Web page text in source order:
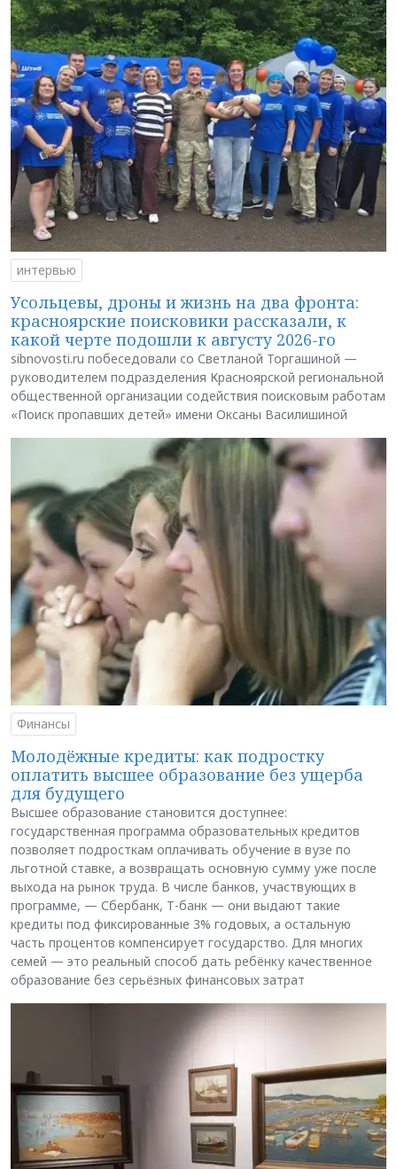
интервью
Усольцевы, дроны и жизнь на два фронта:
красноярские поисковики рассказали, к
какой черте подошли к августу 2026-го
sibnovosti.ru побеседовали со Светланой Торгашиной —
руководителем подразделения Красноярской региональной
общественной организации содействия поисковым работам
«Поиск пропавших детей» имени Оксаны Василишиной
Финансы
Молодёжные кредиты: как подростку
оплатить высшее образование без ущерба
для будущего
Высшее образование становится доступнее:
государственная программа образовательных кредитов
позволяет подросткам оплачивать обучение в вузе по
льготной ставке, а возвращать основную сумму уже после
выхода на рынок труда. В числе банков, участвующих в
программе, — Сбербанк, Т-банк — они выдают такие
кредиты под фиксированные 3% годовых, а остальную
часть процентов компенсирует государство. Для многих
семей — это реальный способ дать ребёнку качественное
образование без серьёзных финансовых затрат